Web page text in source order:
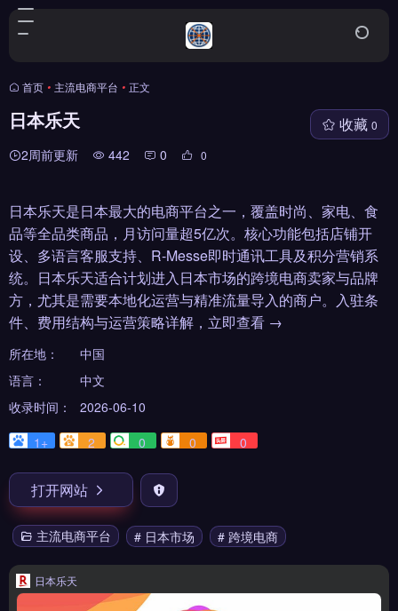
首页 • 主流电商平台 • 正文
日本乐天
2周前更新 442 0 0
收藏 0
日本乐天是日本最大的电商平台之一，覆盖时尚、家电、食
品等全品类商品，月访问量超5亿次。核心功能包括店铺开
设、多语言客服支持、R-Messe即时通讯工具及积分营销系
统。日本乐天适合计划进入日本市场的跨境电商卖家与品牌
方，尤其是需要本地化运营与精准流量导入的商户。入驻条
件、费用结构与运营策略详解，立即查看 →
所在地：
中国
语言：
中文
收录时间：
2026-06-10
1+
2 0 0 0
打开网站
主流电商平台 # 日本市场 # 跨境电商
日本乐天